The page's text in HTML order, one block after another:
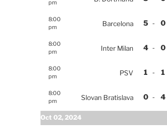
pm
8:00
pm
Barcelona 5 - 0
8:00
pm
Inter Milan 4 - 0
8:00
pm
PSV 1 - 1
8:00
pm
Slovan Bratislava 0 - 4
Oct 02, 2024